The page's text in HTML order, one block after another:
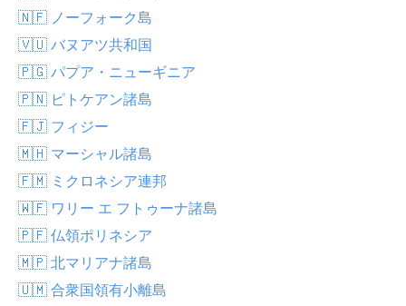
🇳🇫 ノーフォーク島
🇻🇺 バヌアツ共和国
🇵🇬 パプア・ニューギニア
🇵🇳 ピトケアン諸島
🇫🇯 フィジー
🇲🇭 マーシャル諸島
🇫🇲 ミクロネシア連邦
🇼🇫 ワリー エ フトゥーナ諸島
🇵🇫 仏領ポリネシア
🇲🇵 北マリアナ諸島
🇺🇲 合衆国領有小離島